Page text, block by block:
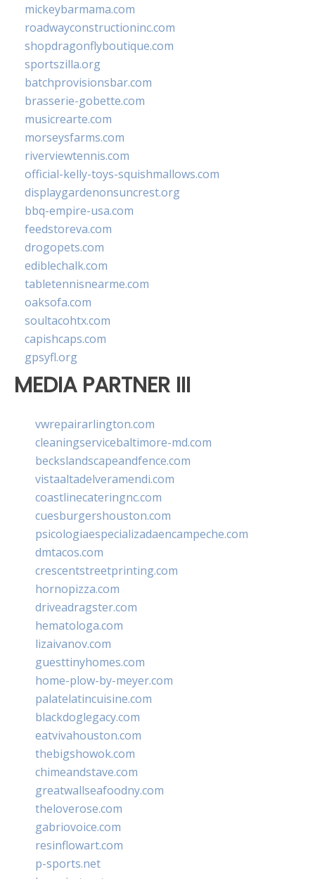
mickeybarmama.com
roadwayconstructioninc.com
shopdragonflyboutique.com
sportszilla.org
batchprovisionsbar.com
brasserie-gobette.com
musicrearte.com
morseysfarms.com
riverviewtennis.com
official-kelly-toys-squishmallows.com
displaygardenonsuncrest.org
bbq-empire-usa.com
feedstoreva.com
drogopets.com
ediblechalk.com
tabletennisnearme.com
oaksofa.com
soultacohtx.com
capishcaps.com
gpsyfl.org
MEDIA PARTNER III
vwrepairarlington.com
cleaningservicebaltimore-md.com
beckslandscapeandfence.com
vistaaltadelveramendi.com
coastlinecateringnc.com
cuesburgershouston.com
psicologiaespecializadaencampeche.com
dmtacos.com
crescentstreetprinting.com
hornopizza.com
driveadragster.com
hematologa.com
lizaivanov.com
guesttinyhomes.com
home-plow-by-meyer.com
palatelatincuisine.com
blackdoglegacy.com
eatvivahouston.com
thebigshowok.com
chimeandstave.com
greatwallseafoodny.com
theloverose.com
gabriovoice.com
resinflowart.com
p-sports.net